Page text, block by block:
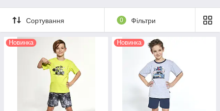
Сортування 0 Фільтри
Новинка Новинка